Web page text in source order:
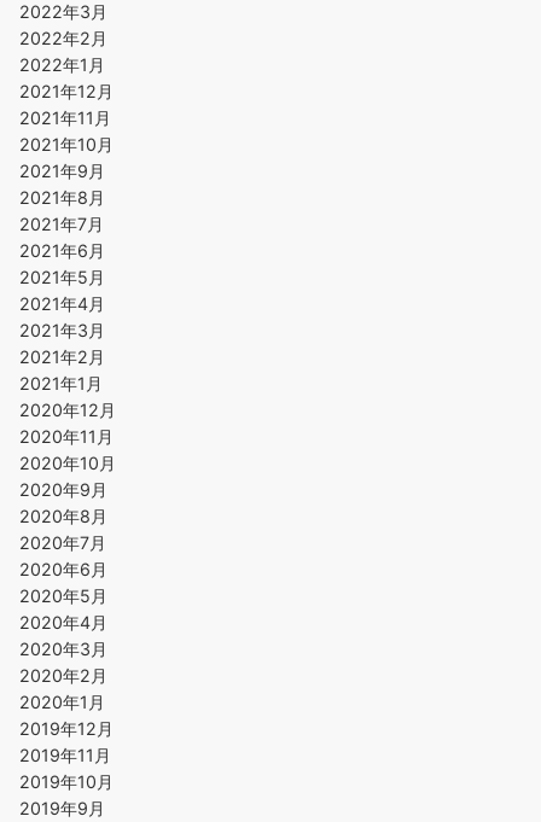
2022年3月
2022年2月
2022年1月
2021年12月
2021年11月
2021年10月
2021年9月
2021年8月
2021年7月
2021年6月
2021年5月
2021年4月
2021年3月
2021年2月
2021年1月
2020年12月
2020年11月
2020年10月
2020年9月
2020年8月
2020年7月
2020年6月
2020年5月
2020年4月
2020年3月
2020年2月
2020年1月
2019年12月
2019年11月
2019年10月
2019年9月